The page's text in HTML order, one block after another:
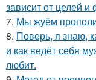
зависит от целей и
7. Мы жуём
8. Поверь, я знаю,
и как ведёт себя
любит.